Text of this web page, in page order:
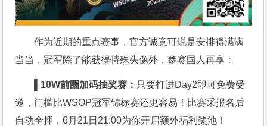
作为近期的重点赛事，官方诚意可说是安排得满满
当当，冠军除了能获得特殊头像外，参赛国人再享：
▌10W前圈加码抽奖赛： 只要打进Day2即可免费受
邀，门槛比WSOP冠军锦标赛还更容易！比赛采报名后
自动全押，6月21日21:00为你开启额外福利奖池！